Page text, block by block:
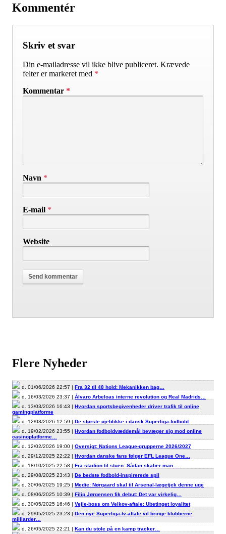
Kommentér
Skriv et svar
Din e-mailadresse vil ikke blive publiceret. Krævede
felter er markeret med *
Kommentar *
Navn *
E-mail *
Website
Flere Nyheder
d. 01/06/2026 22:57 | Fra 32 til 48 hold: Mekanikken bag…
d. 16/03/2026 23:37 | Álvaro Arbeloas interne revolution og Real Madrids…
d. 13/03/2026 16:43 | Hvordan sportsbegivenheder driver trafik til online
gamingplatforme
d. 12/03/2026 12:59 | De største øjeblikke i dansk Superliga-fodbold
d. 19/02/2026 23:55 | Hvordan fodboldvæddemål bevæger sig mod online
casinoplatforme…
d. 12/02/2026 19:00 | Oversigt: Nations League-grupperne 2026/2027
d. 29/12/2025 22:22 | Hvordan danske fans følger EFL League One…
d. 18/10/2025 22:58 | Fra stadion til stuen: Sådan skaber man…
d. 29/08/2025 23:43 | De bedste fodbold-inspirerede spil
d. 30/06/2025 19:25 | Medie: Nørgaard skal til Arsenal-lægetjek denne uge
d. 08/06/2025 10:39 | Filip Jørgensen fik debut: Det var virkelig…
d. 30/05/2025 16:46 | Vejle-boss om Velkov-aftale: Ubetinget loyalitet
d. 29/05/2025 23:23 | Den nye Superliga-tv-aftale vil bringe klubberne
milliarder…
d. 26/05/2025 22:21 | Kan du stole på en kamp tracker…